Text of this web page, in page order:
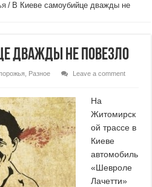
/ В Киеве самоубийце дважды не
дважды не повезло
Разное
Leave a comment
На
Житомирск
ой трассе в
Киеве
автомобиль
«Шевроле
Лачетти»